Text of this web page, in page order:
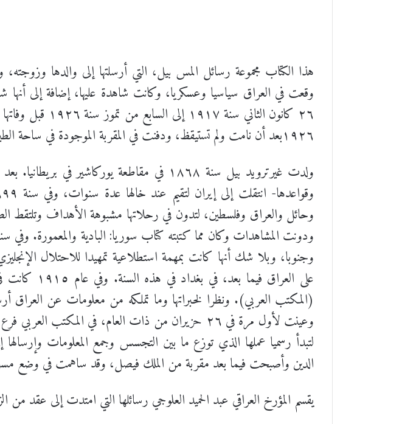
هذا الكتاب مجموعة رسائل المس بيل، التي أرسلتها إلى والدها وزوجته،
وقعت في العراق سياسيا وعسكريا، وكانت شاهدة عليها، إضافة إلى
٢٦ كانون
١٩٢٦بعد أن نامت ولم تستيقظ، ودفنت في المقربة الموجودة في ساحة الطيران في الباب الشرقي ببغداد.
ولدت غيرترويد بيل سنة ١٨٦٨ في مقاطعة
وحائل والعراق وفلسطين، لتدون في رحلاتها مشبوهة الأهداف وتلتقط
وجنوبا، وبلا شك أنها كانت بمهمة استطلاعية تمهيدا للاحتلال
على
لتبدأ رسميا عملها الذي توزع ما بين التجسس وجمع المعلومات
الدين وأصبحت فيما بعد مقربة من الملك فيصل، وقد ساهمت في وضع مسودة
يقسم المؤرخ العراقي عبد الحميد العلوجي رسائلها التي امتدت إلى عقد